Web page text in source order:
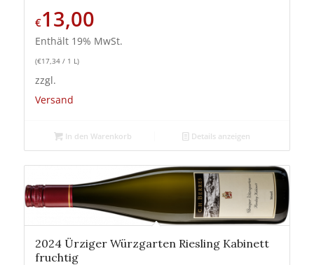
€13,00
Enthält 19% MwSt.
(€17,34/ 1 L)
zzgl.
Versand
In den Warenkorb Details anzeigen
2024 Ürziger Würzgarten Riesling Kabinett
fruchtig